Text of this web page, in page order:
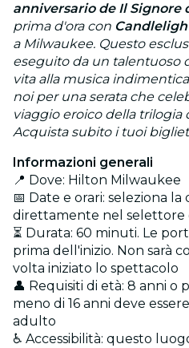
anniversario de Il Signore
prima d'ora con
a Milwaukee. Questo
eseguito da un talentuoso
vita alla musica
noi per una serata che
viaggio eroico della trilogia
Acquista subito i tuoi
Informazioni generali
📍 Dove: Hilton Milwaukee
📅 Date e orari: seleziona la
direttamente nel selettore
⏳ Durata: 60 minuti. Le
prima dell'inizio. Non sarà
volta iniziato lo spettacolo
👤 Requisiti di età: 8 anni o
meno di 16 anni deve
adulto
♿ Accessibilità: questo